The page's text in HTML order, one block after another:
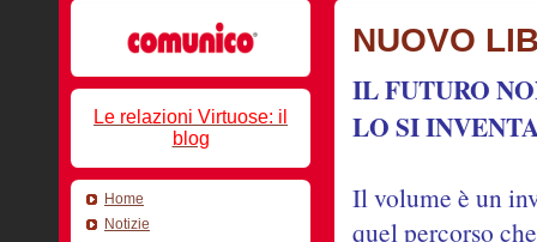
Le relazioni Virtuose: il
blog
Home
Notizie
NUOVO
IL FUTURO
LO SI
Il volume è un
quel percorso